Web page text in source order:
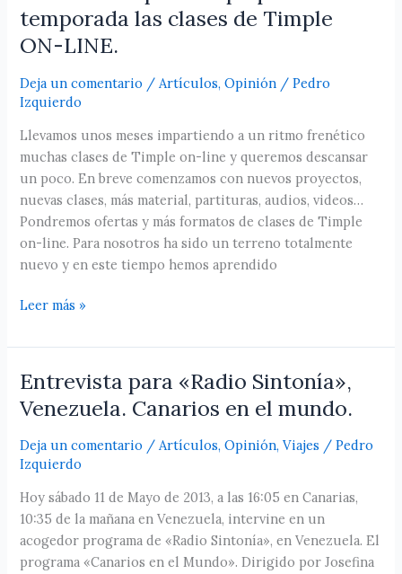
temporada las clases de Timple
ON-LINE.
Deja un comentario /Artículos,Opinión /Pedro
Izquierdo
Llevamos unos meses impartiendo a un ritmo frenético
muchas clases de Timple on-line y queremos descansar
un poco. En breve comenzamos con nuevos proyectos,
nuevas clases, más material, partituras, audios, videos…
Pondremos ofertas y más formatos de clases de Timple
on-line. Para nosotros ha sido un terreno totalmente
nuevo y en este tiempo hemos aprendido
por
una
pequeña
las
de
Timple
ON-
LINE.
Leer más »
Entrevista para «Radio Sintonía»,
Venezuela. Canarios en el mundo.
Deja un comentario /Artículos,Opinión,Viajes /Pedro
Izquierdo
Hoy sábado 11 de Mayo de 2013, a las 16:05 en Canarias,
10:35 de la mañana en Venezuela, intervine en un
acogedor programa de «Radio Sintonía», en Venezuela. El
programa «Canarios en el Mundo». Dirigido por Josefina
Entrevista
para
«Radio
Sintonía»,
Venezuela.
en
el
mundo.